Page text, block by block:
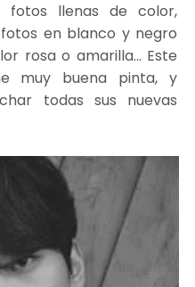
fotos llenas de color,
en blanco y negro
rosa o amarilla... Este
muy buena pinta, y
todas sus nuevas